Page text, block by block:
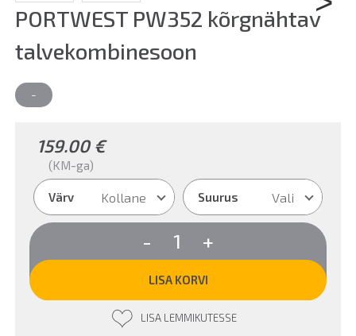
Next
PORTWEST PW352 kõrgnähtav
talvekombinesoon
-
159.00 €
(KM-ga)
Värv Kollane Suurus Vali
- PORTWEST
PW352
kõrgnähtav
talvekombinesoon
+
LISA KORVI
LISA LEMMIKUTESSE